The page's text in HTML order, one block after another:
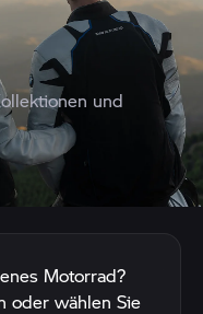
und
Motorrad?
oder wählen Sie